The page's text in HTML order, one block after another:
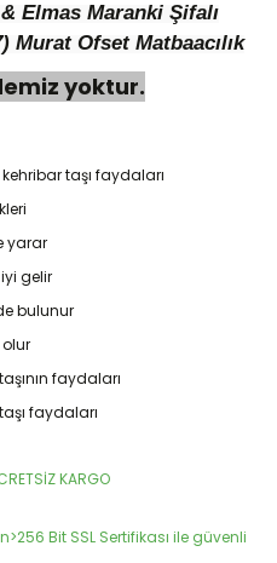
Elmas Maranki Şifalı
Murat Ofset Matbaacılık
yoktur.
siz yapın!
Yaz
açıklamalarında ve diğer
noktaları öneri formunu
ederiz.
görüntülenemiyor.
bulunuyor.
pahalı.
kehribar taşı faydaları
yarar
gelir
bulunur
olur
faydaları
faydaları